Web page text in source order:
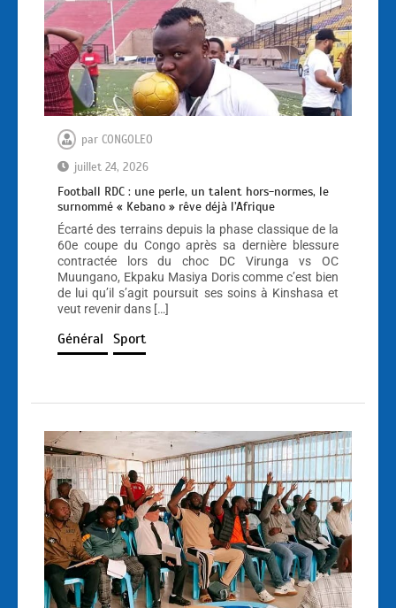
par CONGOLEO
juillet 24, 2026
Football RDC : une perle, un talent hors-normes, le
surnommé « Kebano » rêve déjà l’Afrique
Écarté des terrains depuis la phase classique de la
60e coupe du Congo après sa dernière blessure
contractée lors du choc DC Virunga vs OC
Muungano, Ekpaku Masiya Doris comme c’est bien
de lui qu’il s’agit poursuit ses soins à Kinshasa et
veut revenir dans […]
Général Sport